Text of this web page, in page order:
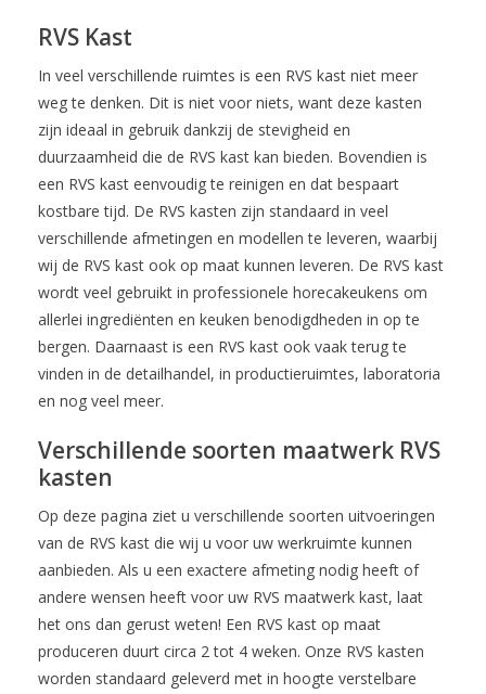
RVS Kast
In veel verschillende ruimtes is een RVS kast niet meer
weg te denken. Dit is niet voor niets, want deze kasten
zijn ideaal in gebruik dankzij de stevigheid en
duurzaamheid die de RVS kast kan bieden. Bovendien is
een RVS kast eenvoudig te reinigen en dat bespaart
kostbare tijd. De RVS kasten zijn standaard in veel
verschillende afmetingen en modellen te leveren, waarbij
wij de RVS kast ook op maat kunnen leveren. De RVS kast
wordt veel gebruikt in professionele horecakeukens om
allerlei ingrediënten en keuken benodigdheden in op te
bergen. Daarnaast is een RVS kast ook vaak terug te
vinden in de detailhandel, in productieruimtes, laboratoria
en nog veel meer.
Verschillende soorten maatwerk RVS
kasten
Op deze pagina ziet u verschillende soorten uitvoeringen
van de RVS kast die wij u voor uw werkruimte kunnen
aanbieden. Als u een exactere afmeting nodig heeft of
andere wensen heeft voor uw RVS maatwerk kast, laat
het ons dan gerust weten! Een RVS kast op maat
produceren duurt circa 2 tot 4 weken. Onze RVS kasten
worden standaard geleverd met in hoogte verstelbare